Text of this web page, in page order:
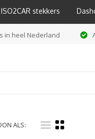
ISO2CAR stekkers
in heel Nederland
ALS: i k